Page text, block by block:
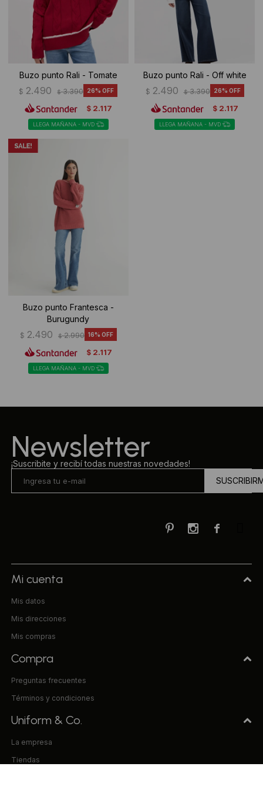
Buzo punto Rali - Tomate
$ 2.490 $ 3.390 26
$ 2.117
LLEGA MAÑANA - MVD
Buzo punto Rali - Off white
$ 2.490 $ 3.390 26
$ 2.117
LLEGA MAÑANA - MVD
Buzo punto Frantesca -
Burugundy
$ 2.490 $ 2.990 16
$ 2.117
LLEGA MAÑANA - MVD
Newsletter
¡Suscribite y recibí todas nuestras novedades!

 
Mi cuenta
Mis datos
Mis direcciones
Mis compras
Compra
Preguntas frecuentes
Términos y condiciones
Uniform & Co.
La empresa
Tiendas